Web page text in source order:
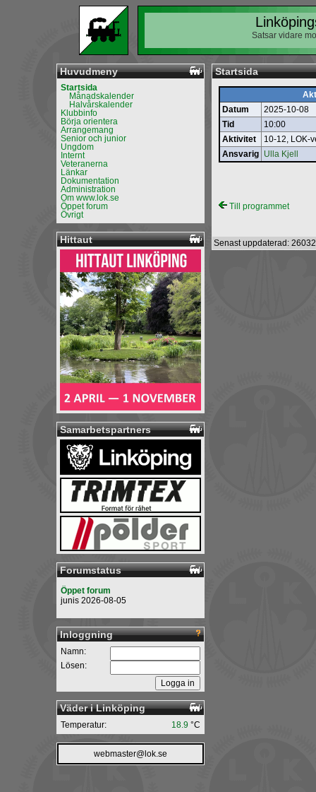
Satsar vidare
Huvudmeny
Startsida
Månadskalender
Halvårskalender
Klubbinfo
Börja orientera
Arrangemang
Senior och junior
Ungdom
Internt
Veteranerna
Länkar
Dokumentation
Administration
Om www.lok.se
Öppet forum
Övrigt
Hittaut
Samarbetspartners
Forumstatus
Öppet forum
junis 2026-08-05
Inloggning
Namn:
Lösen:
Väder i Linköping
18.9 °C
Temperatur:
webmaster@lok.se
Startsida
Datum
2025-10-08
Tid
10:00
Aktivitet
10-12, LOK-
Ansvarig Ulla Kjell
Till programmet
Senast uppdaterad: